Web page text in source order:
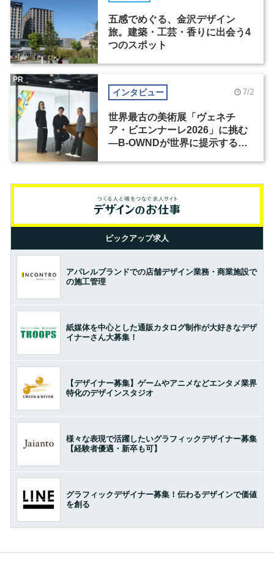
五感でめぐる、金沢デザイン
旅。建築・工芸・香りに出会う4
つのスポット
インタビュー 7/2
世界最古の美術展「ヴェネチ
ア・ビエンナーレ2026」に挑む
―B-OWNDが世界に提示する美
PR
ピックアップ求人
アパレルブランドでの店舗デザイン業務・商業施設で
の施工管理
紙媒体を中心とした通販カタログ制作が大好きなデザ
イナーさん大募集！
【デザイナー募集】ゲームやアニメなどエンタメ業界
特化のデザインスタジオ
様々な表現で活躍したいグラフィックデザイナー募集
【経験者優遇・新卒も可】
グラフィックデザイナー募集！伝わるデザインで価値
を創る